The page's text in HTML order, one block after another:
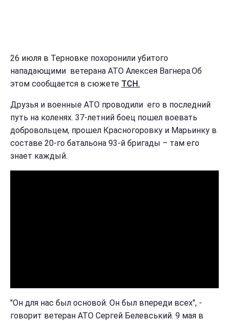
26 июля в Терновке похоронили убитого
нападающими ветерана АТО Алексея Вагнера.Об
этом сообщается в сюжете ТСН.
Друзья и военные АТО проводили его в последний
путь на коленях. 37-летний боец пошел воевать
добровольцем, прошел Красногоровку и Марьинку в
составе 20-го батальона 93-й бригады – там его
знает каждый.
"Он для нас был основой. Он был впереди всех", -
говорит ветеран АТО Сергей Белевський. 9 мая в